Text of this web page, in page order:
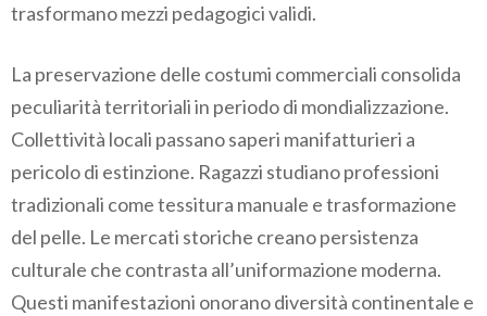
trasformano mezzi pedagogici validi.
La preservazione delle costumi commerciali consolida
peculiarità territoriali in periodo di mondializzazione.
Collettività locali passano saperi manifatturieri a
pericolo di estinzione. Ragazzi studiano professioni
tradizionali come tessitura manuale e trasformazione
del pelle. Le mercati storiche creano persistenza
culturale che contrasta all’uniformazione moderna.
Questi manifestazioni onorano diversità continentale e